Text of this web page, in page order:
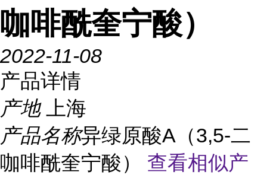
咖啡酰奎宁酸）
2022-11-08
产品详情
产地
上海
产品名称异绿原酸A（3,5-二
咖啡酰奎宁酸） 查看相似产